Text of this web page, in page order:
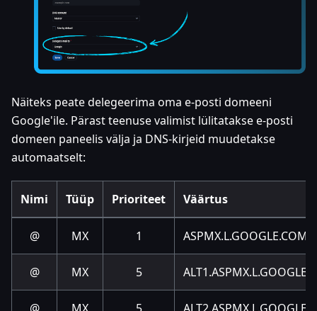
Näiteks peate delegeerima oma e-posti domeeni
Google'ile. Pärast teenuse valimist lülitatakse e-posti
domeen paneelis välja ja DNS-kirjeid muudetakse
automaatselt:
Nimi Tüüp Prioriteet Väärtus
@ MX 1 ASPMX.L.GOOGLE.COM
@ MX 5